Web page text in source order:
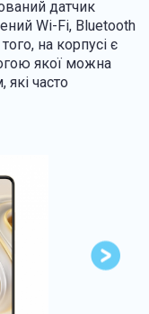
датчик
Wi-Fi, Bluetooth
на корпусі є
якої можна
які часто